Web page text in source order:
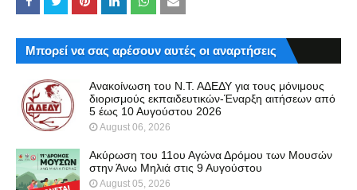
Μπορεί να σας αρέσουν αυτές οι αναρτήσεις
Ανακοίνωση του Ν.Τ. ΑΔΕΔΥ για τους μόνιμους
διορισμούς εκπαιδευτικών-Έναρξη αιτήσεων από
5 έως 10 Αυγούστου 2026
August 06, 2026
Ακύρωση του 11ου Αγώνα Δρόμου των Μουσών
στην Άνω Μηλιά στις 9 Αυγούστου
August 05, 2026